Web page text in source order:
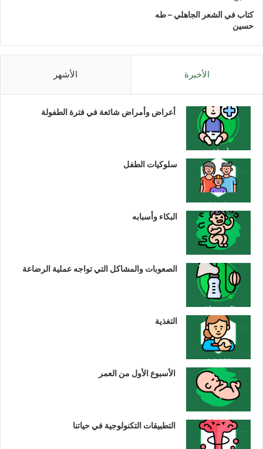
كتاب في الشعر الجاهلي – طه
حسين
الأخيرة الأشهر
أعراض وأمراض شائعة في فترة الطفولة
سلوكيات الطفل
البكاء وأسبابه
الصعوبات والمشاكل التي تواجه عملية الرضاعة
التغذية
الأسبوع الأول من العمر
التطبيقات التكنولوجية في حياتنا